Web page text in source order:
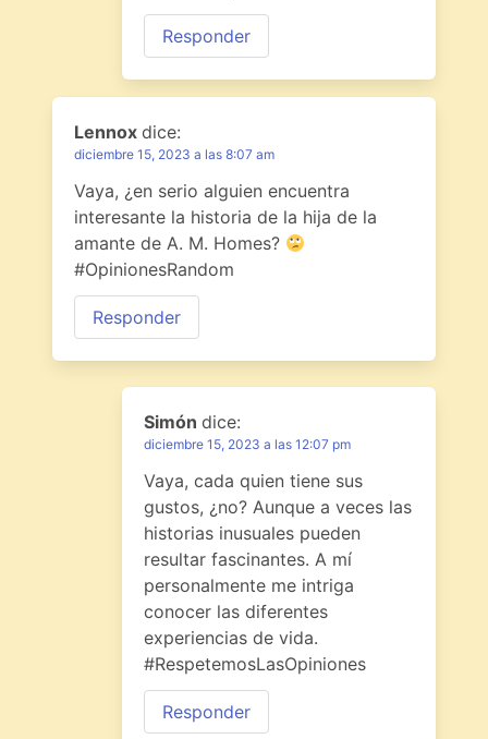
Responder
Lennox dice:
diciembre 15, 2023 a las 8:07 am
Vaya, ¿en serio alguien encuentra
interesante la historia de la hija de la
amante de A. M. Homes?
#OpinionesRandom
Responder
Simón dice:
diciembre 15, 2023 a las 12:07 pm
Vaya, cada quien tiene sus
gustos, ¿no? Aunque a veces las
historias inusuales pueden
resultar fascinantes. A mí
personalmente me intriga
conocer las diferentes
experiencias de vida.
#RespetemosLasOpiniones
Responder